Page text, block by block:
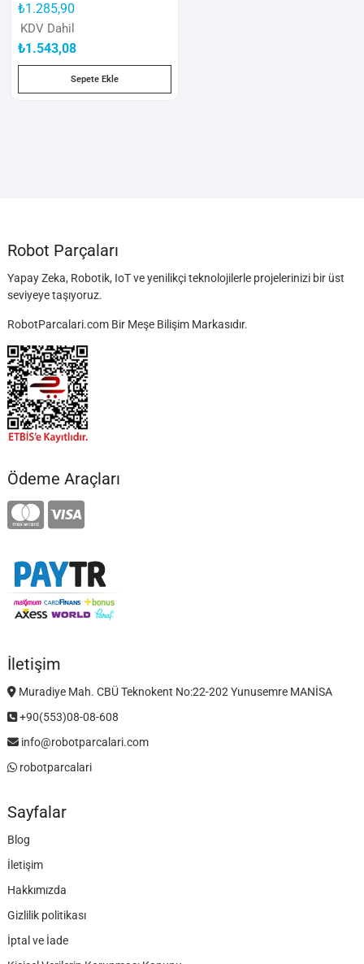
₺1.285,90
KDV Dahil
₺1.543,08
Sepete Ekle
Robot Parçaları
Yapay Zeka, Robotik, IoT ve yenilikçi teknolojilerle projelerinizi bir üst
seviyeye taşıyoruz.
RobotParcalari.com Bir Meşe Bilişim Markasıdır.
Ödeme Araçları
İletişim
Muradiye Mah. CBÜ Teknokent No:22-202 Yunusemre MANİSA
+90(553)08-08-608
info@robotparcalari.com
robotparcalari
Sayfalar
Blog
İletişim
Hakkımızda
Gizlilik politikası
İptal ve İade